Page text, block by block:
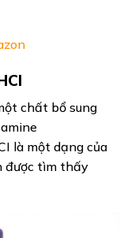
chất bổ sung
là một dạng của
được tìm thấy